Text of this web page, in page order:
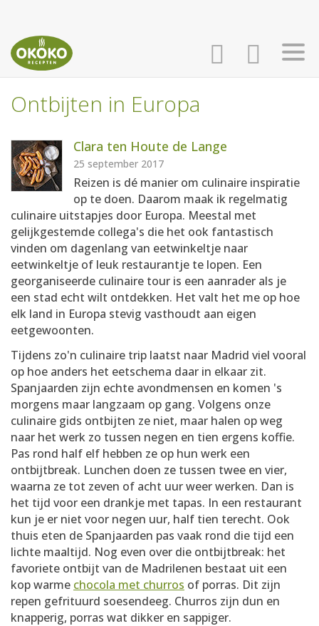
INLOGGEN
AANMELDEN
HOME
RECEPTEN
WEEKMENU'S
KOOKBOEKEN
Ontbijten in Europa
Clara ten Houte de Lange
25 september 2017
Reizen is dé manier om culinaire inspiratie
op te doen. Daarom maak ik regelmatig
culinaire uitstapjes door Europa. Meestal met
gelijkgestemde collega's die het ook fantastisch
vinden om dagenlang van eetwinkeltje naar
eetwinkeltje of leuk restaurantje te lopen. Een
georganiseerde culinaire tour is een aanrader als je
een stad echt wilt ontdekken. Het valt het me op hoe
elk land in Europa stevig vasthoudt aan eigen
eetgewoonten.
Tijdens zo'n culinaire trip laatst naar Madrid viel vooral
op hoe anders het eetschema daar in elkaar zit.
Spanjaarden zijn echte avondmensen en komen 's
morgens maar langzaam op gang. Volgens onze
culinaire gids ontbijten ze niet, maar halen op weg
naar het werk zo tussen negen en tien ergens koffie.
Pas rond half elf hebben ze op hun werk een
ontbijtbreak. Lunchen doen ze tussen twee en vier,
waarna ze tot zeven of acht uur weer werken. Dan is
het tijd voor een drankje met tapas. In een restaurant
kun je er niet voor negen uur, half tien terecht. Ook
thuis eten de Spanjaarden pas vaak rond die tijd een
lichte maaltijd. Nog even over die ontbijtbreak: het
favoriete ontbijt van de Madrilenen bestaat uit een
kop warme chocola met churros of porras. Dit zijn
repen gefrituurd soesendeeg. Churros zijn dun en
knapperig, porras wat dikker en sappiger.